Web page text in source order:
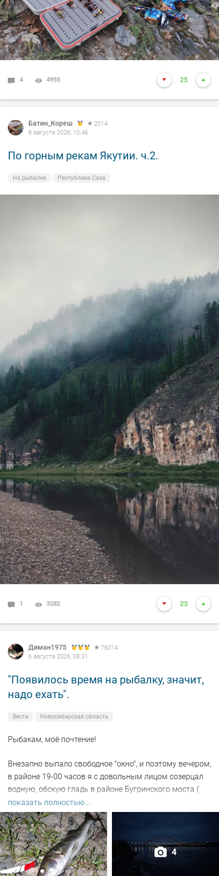
4 4955 25
Батин_Кореш
2014
6 августа 2026, 10:46
По горным рекам Якутии. ч.2.
На рыбалке Республика Саха
1 3282 23
Диман1975
76014
6 августа 2026, 08:31
"Появилось время на рыбалку, значит,
надо ехать".
Вести Новосибирская область
Рыбакам, моё почтение!
Внезапно выпало свободное "окно", и поэтому вечером,
в районе 19-00 часов я с довольным лицом созерцал
водную, обскую гладь в районе Бугринского моста (
правый берег).
Отдыхающего люда просто тьма, и на берегу ,и на
воде. Сапы, катера, гидроциклы всяких мастей
поднимали нехилую волну до самой темноты.
показать полностью...
4